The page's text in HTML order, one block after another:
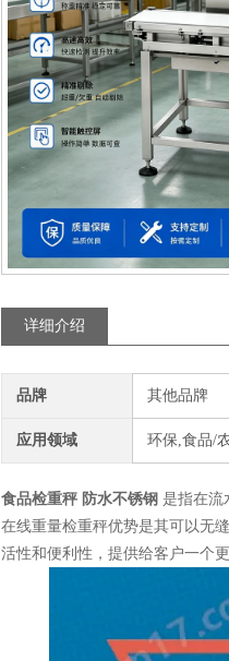
详细介绍
品牌 其他品牌
应用领域 环保,食品/
食品检重秤 防水不锈钢 是指在流
在线重量检重秤优势是其可以无
活性和便利性，提供给客户一个